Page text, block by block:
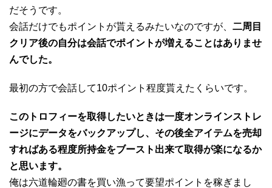
だそうです。
会話だけでもポイントが貰えるみたいなのですが、 二周目
クリア後の自分は会話でポイントが増えることはありませ
んでした。
最初の方で会話して10ポイント程度貰えたくらいです。
このトロフィーを取得したいときは一度オンラインストレ
ージにデータをバックアップし、その後全アイテムを売却
すればある程度所持金をブースト出来て取得が楽になるか
と思います。
俺は六道輪廻の書を買い漁って要望ポイントを稼ぎまし